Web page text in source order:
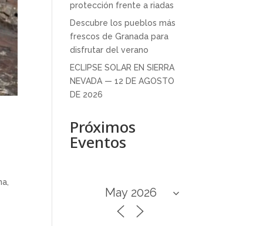
protección frente a riadas
Descubre los pueblos más
frescos de Granada para
disfrutar del verano
ECLIPSE SOLAR EN SIERRA
NEVADA — 12 DE AGOSTO
DE 2026
Próximos
Eventos